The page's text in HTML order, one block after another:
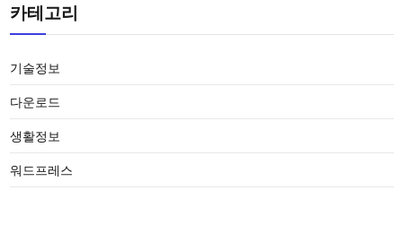
카테고리
기술정보
다운로드
생활정보
워드프레스